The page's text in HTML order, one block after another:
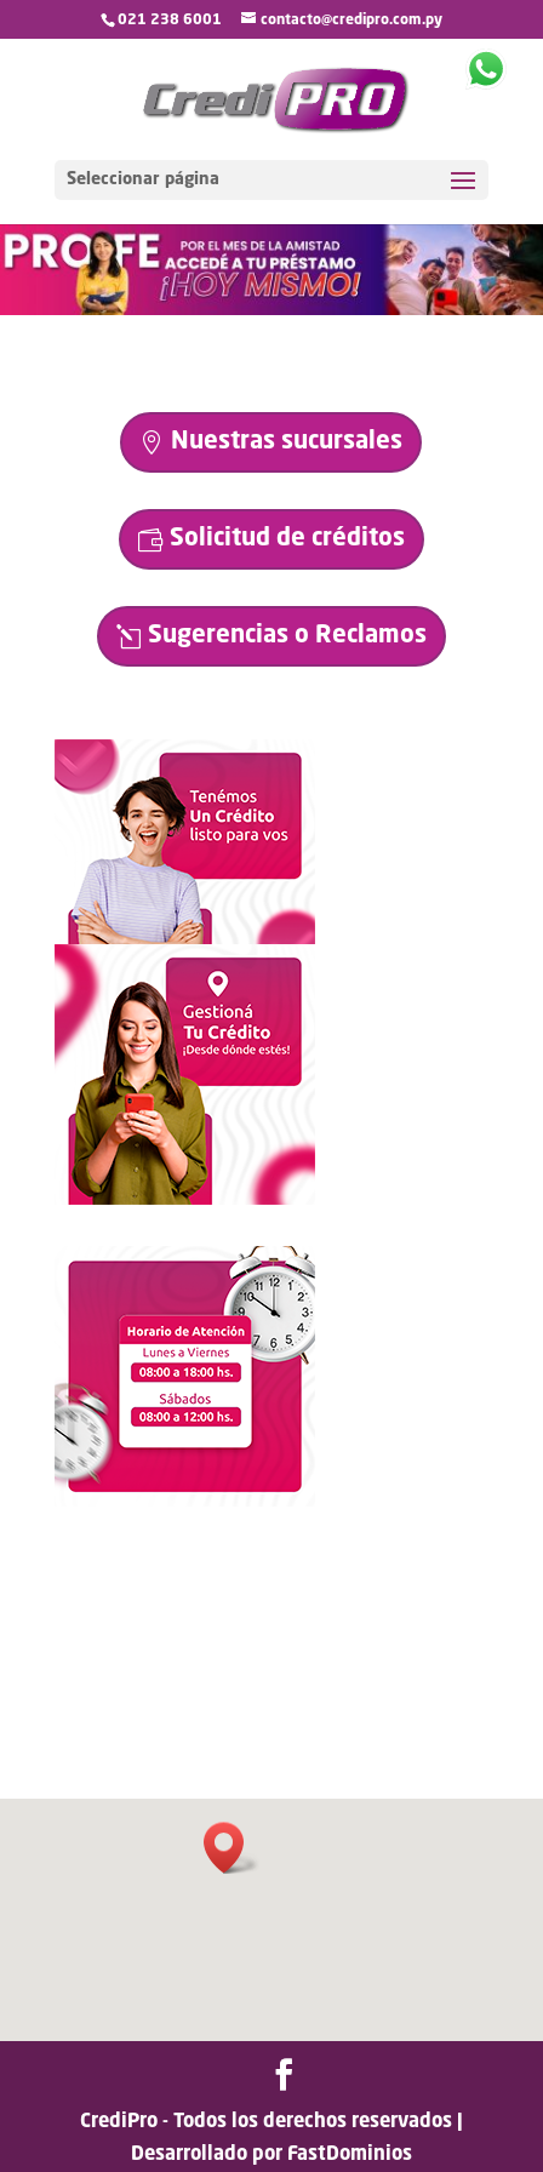
021 238 6001 contacto@credipro.com.py
Seleccionar página
Nuestras sucursales
Solicitud de créditos
Sugerencias o Reclamos
CrediPro - Todos los derechos reservados |
Desarrollado por FastDominios